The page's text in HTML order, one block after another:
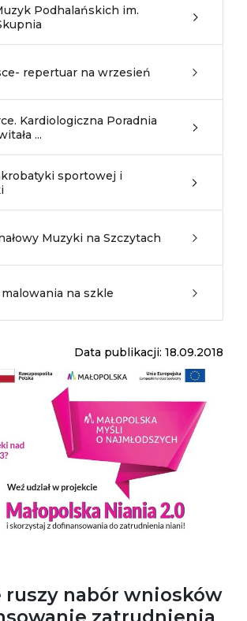
Podhalańskich im.
repertuar na wrzesień
Kardiologiczna Poradnia
...
sportowej i
Muzyki na Szczytach
na szkle
Data publikacji: 18.09.2018
nabór wniosków